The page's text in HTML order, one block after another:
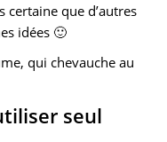
certaine que d’autres
idées 🙂
qui chevauche au
seul